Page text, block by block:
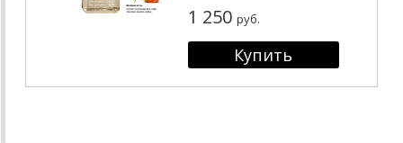
1 250 руб.